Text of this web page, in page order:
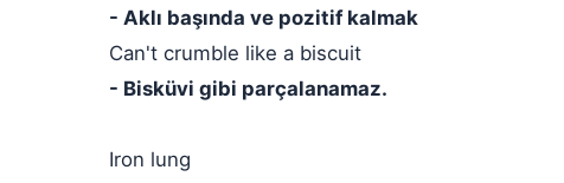
- Aklı başında ve pozitif kalmak
Can't crumble like a biscuit
- Bisküvi gibi parçalanamaz.
Iron lung